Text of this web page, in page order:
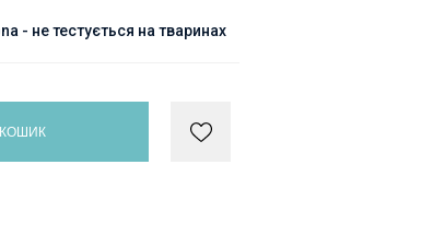
- не тестується на тваринах